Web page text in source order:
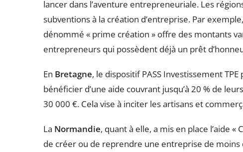
lancer dans l’aventure entrepreneuriale. Les
subventions à la création d’entreprise. Par
dénommé « prime création » offre des montants
entrepreneurs qui possèdent déjà un prêt
En Bretagne, le dispositif PASS Investissement
bénéficier d’une aide couvrant jusqu’à 20 % de
30 000 €. Cela vise à inciter les artisans et
La Normandie, quant à elle, a mis en place l’aide
de créer ou de reprendre une entreprise de